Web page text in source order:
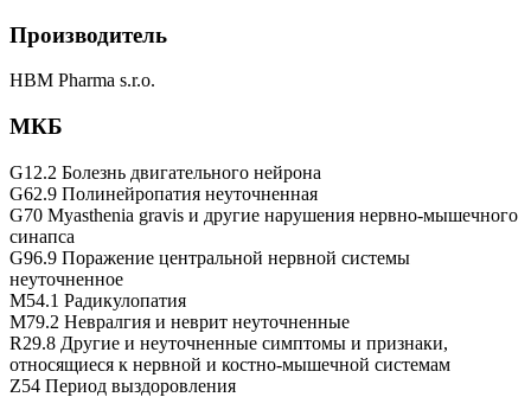
Производитель
HBM Pharma s.r.o.
МКБ
G12.2 Болезнь двигательного нейрона
G62.9 Полинейропатия неуточненная
G70 Myasthenia gravis и другие нарушения нервно-мышечного
синапса
G96.9 Поражение центральной нервной системы
неуточненное
M54.1 Радикулопатия
M79.2 Невралгия и неврит неуточненные
R29.8 Другие и неуточненные симптомы и признаки,
относящиеся к нервной и костно-мышечной системам
Z54 Период выздоровления